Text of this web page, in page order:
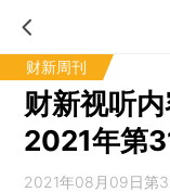
财新周刊
财新视听
2021年第
2021年08月09日第